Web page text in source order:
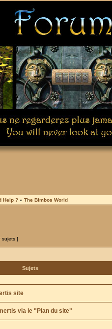
Help ? » The Bimbos World
sujets ]
Sujets
site
via le "Plan du site"